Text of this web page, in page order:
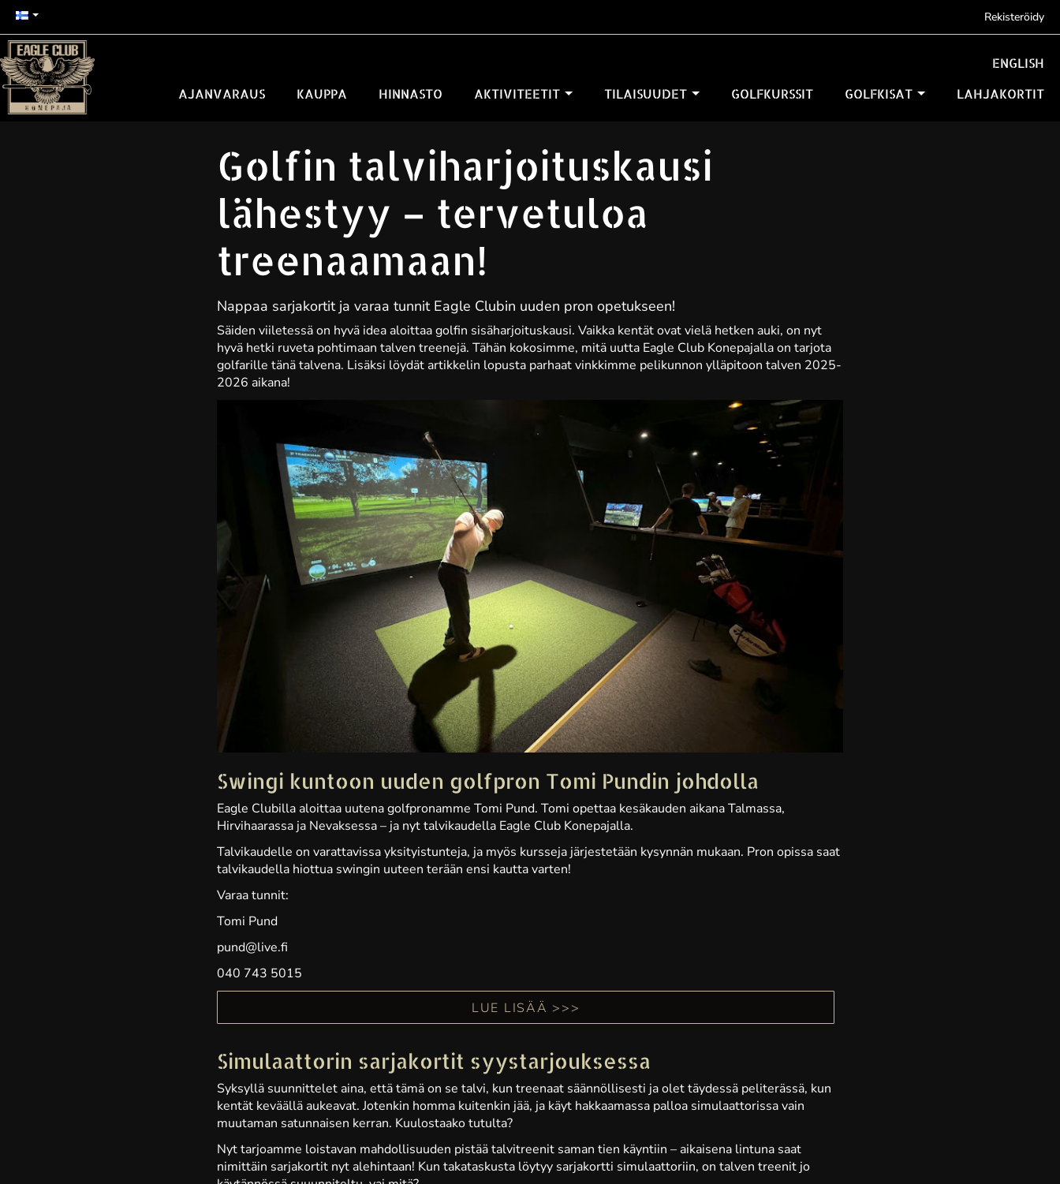
Rekisteröidy
AJANVARAUS KAUPPA HINNASTO AKTIVITEETIT TILAISUUDET GOLFKURSSIT GOLFKISAT LAHJAKORTIT
ENGLISH
Golfin talviharjoituskausi
lähestyy – tervetuloa
treenaamaan!
Nappaa sarjakortit ja varaa tunnit Eagle Clubin uuden pron opetukseen!
Säiden viiletessä on hyvä idea aloittaa golfin sisäharjoituskausi. Vaikka kentät ovat vielä hetken auki, on nyt
hyvä hetki ruveta pohtimaan talven treenejä. Tähän kokosimme, mitä uutta Eagle Club Konepajalla on tarjota
golfarille tänä talvena. Lisäksi löydät artikkelin lopusta parhaat vinkkimme pelikunnon ylläpitoon talven 2025-
2026 aikana!
Swingi kuntoon uuden golfpron Tomi Pundin johdolla
Eagle Clubilla aloittaa uutena golfpronamme Tomi Pund. Tomi opettaa kesäkauden aikana Talmassa,
Hirvihaarassa ja Nevaksessa – ja nyt talvikaudella Eagle Club Konepajalla.
Talvikaudelle on varattavissa yksityistunteja, ja myös kursseja järjestetään kysynnän mukaan. Pron opissa saat
talvikaudella hiottua swingin uuteen terään ensi kautta varten!
Varaa tunnit:
Tomi Pund
pund@live.fi
040 743 5015
LUE LISÄÄ >>>
Simulaattorin sarjakortit syystarjouksessa
Syksyllä suunnittelet aina, että tämä on se talvi, kun treenaat säännöllisesti ja olet täydessä peliterässä, kun
kentät keväällä aukeavat. Jotenkin homma kuitenkin jää, ja käyt hakkaamassa palloa simulaattorissa vain
muutaman satunnaisen kerran. Kuulostaako tutulta?
Nyt tarjoamme loistavan mahdollisuuden pistää talvitreenit saman tien käyntiin – aikaisena lintuna saat
nimittäin sarjakortit nyt alehintaan! Kun takataskusta löytyy sarjakortti simulaattoriin, on talven treenit jo